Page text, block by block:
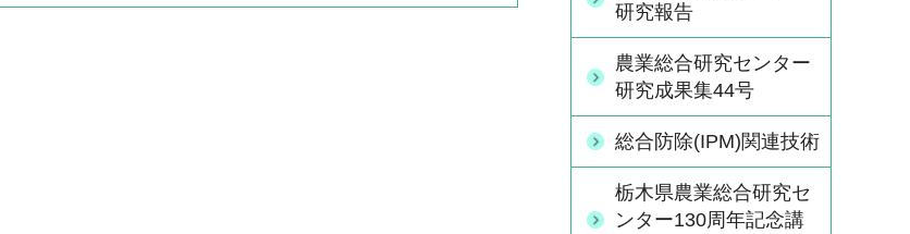
研究報告
農業総合研究センター
研究成果集44号
総合防除(IPM)関連技術
栃木県農業総合研究セ
ンター130周年記念講